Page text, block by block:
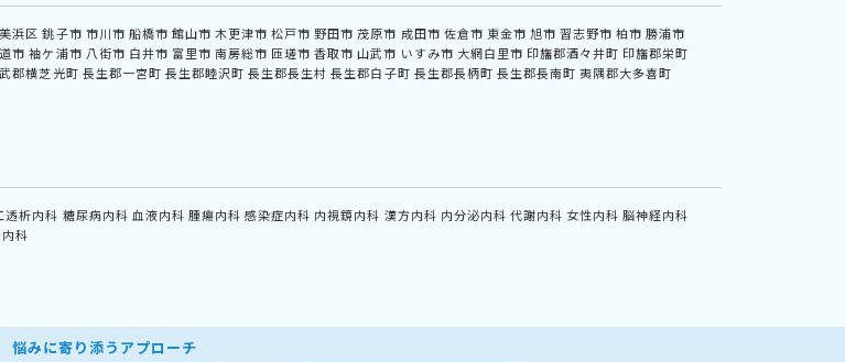
浜区 銚子市 市川市 船橋市 館山市 木更津市 松戸市 野田市 茂原市 成田市 佐倉市 東金市 旭市 習志野市 柏市 勝浦市
市 袖ケ浦市 八街市 白井市 富里市 南房総市 匝瑳市 香取市 山武市 いすみ市 大網白里市 印旛郡酒々井町 印旛郡栄町
郡横芝光町 長生郡一宮町 長生郡睦沢町 長生郡長生村 長生郡白子町 長生郡長柄町 長生郡長南町 夷隅郡大多喜町
透析内科 糖尿病内科 血液内科 腫瘍内科 感染症内科 内視鏡内科 漢方内科 内分泌内科 代謝内科 女性内科 脳神経内科
科
悩みに寄り添うアプローチ